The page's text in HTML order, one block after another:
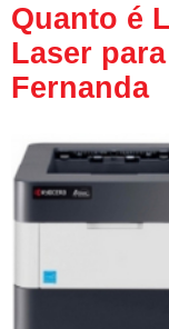
Quanto é
Laser
Fernanda